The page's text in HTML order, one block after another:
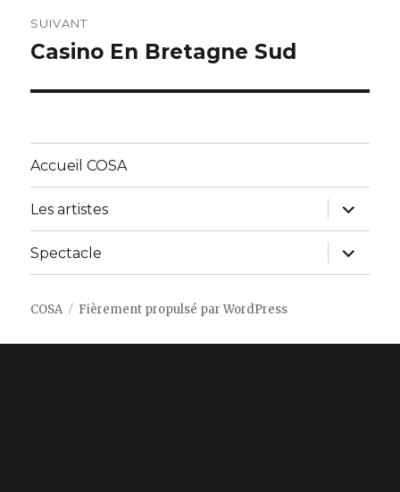
SUIVANT
Article
Casino En Bretagne Sud
Accueil COSA
Les artistes
ouvrir
le
sous-
menu
Spectacle
ouvrir
le
sous-
COSA Fièrement propulsé par WordPress